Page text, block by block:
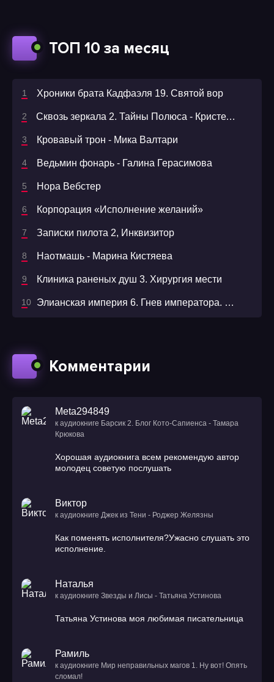
ТОП 10 за месяц
Хроники брата Кадфаэля 19. Святой вор
Сквозь зеркала 2. Тайны Полюса - Кристель Дабо
Кровавый трон - Мика Валтари
Ведьмин фонарь - Галина Герасимова
Нора Вебстер
Корпорация «Исполнение желаний»
Записки пилота 2, Инквизитор
Наотмашь - Марина Кистяева
Клиника раненых душ 3. Хирургия мести
Элианская империя 6. Гнев императора. Дорога домой - Иар Эльтеррус
Комментарии
Meta294849
к аудиокниге Барсик 2. Блог Кото-Сапиенса - Тамара
Крюкова
Хорошая аудиокнига всем рекомендую автор
молодец советую послушать
Виктор
к аудиокниге Джек из Тени - Роджер Желязны
Как поменять исполнителя?Ужасно слушать это
исполнение.
Наталья
к аудиокниге Звезды и Лисы - Татьяна Устинова
Татьяна Устинова моя любимая писательница
Рамиль
к аудиокниге Мир неправильных магов 1. Ну вот! Опять
сломал!